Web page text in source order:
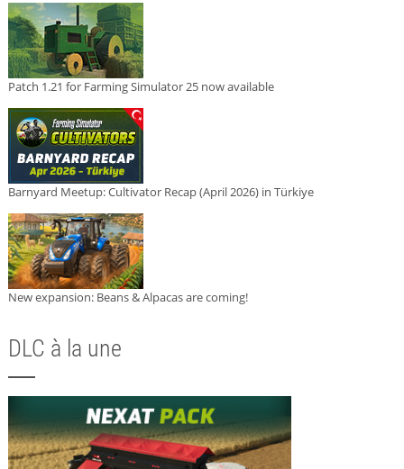
Patch 1.21 for Farming Simulator 25 now available
Barnyard Meetup: Cultivator Recap (April 2026) in Türkiye
New expansion: Beans & Alpacas are coming!
DLC à la une